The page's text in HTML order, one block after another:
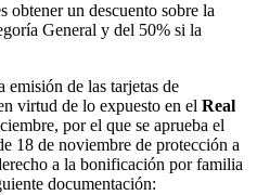
obtener un descuento sobre la
General y del 50% si la
de las tarjetas de
virtud de lo expuesto en el Real
por el que se aprueba el
18 de noviembre de protección a
a la bonificación por familia
documentación: